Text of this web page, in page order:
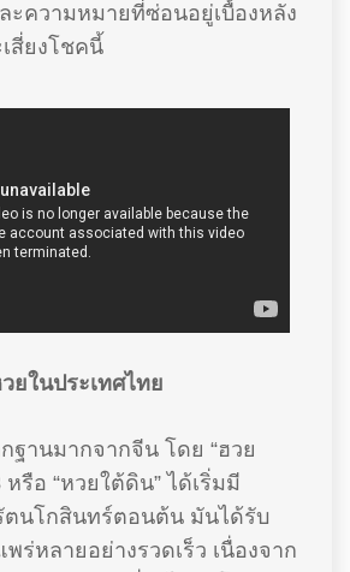
ะความหมายที่ซ่อนอยู่เบื้องหลัง
สี่ยงโชคนี้
ยในประเทศไทย
ฐานมากจากจีน โดย “ฮวย
หรือ “หวยใต้ดิน” ได้เริ่มมี
นโกสินทร์ตอนต้น มันได้รับ
ร่หลายอย่างรวดเร็ว เนื่องจาก